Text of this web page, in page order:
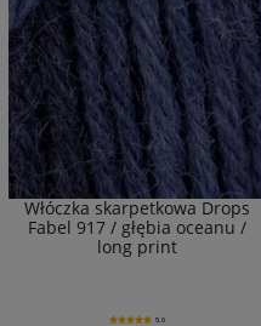
Włóczka skarpetkowa Drops
Fabel 917 / głębia oceanu /
long print
5.0